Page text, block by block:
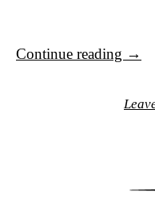
Continue reading →